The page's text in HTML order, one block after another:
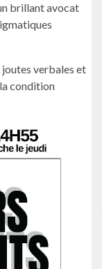
brillant avocat
verbales et
condition